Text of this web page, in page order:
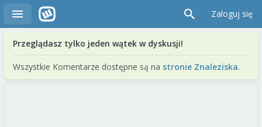
Zaloguj się
Przeglądasz tylko jeden wątek w dyskusji!
Wszystkie Komentarze dostępne są na stronie Znaleziska.